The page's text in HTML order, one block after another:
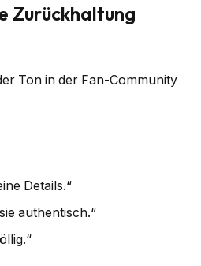
Zurückhaltung
Ton in der Fan-Community
Details.“
authentisch.“